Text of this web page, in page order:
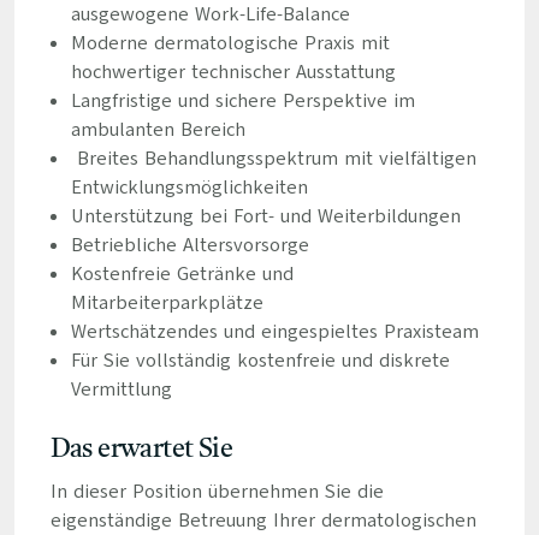
ausgewogene Work-Life-Balance
Moderne dermatologische Praxis mit
hochwertiger technischer Ausstattung
Langfristige und sichere Perspektive im
ambulanten Bereich
Breites Behandlungsspektrum mit vielfältigen
Entwicklungsmöglichkeiten
Unterstützung bei Fort- und Weiterbildungen
Betriebliche Altersvorsorge
Kostenfreie Getränke und
Mitarbeiterparkplätze
Wertschätzendes und eingespieltes Praxisteam
Für Sie vollständig kostenfreie und diskrete
Vermittlung
Das erwartet Sie
In dieser Position übernehmen Sie die
eigenständige Betreuung Ihrer dermatologischen